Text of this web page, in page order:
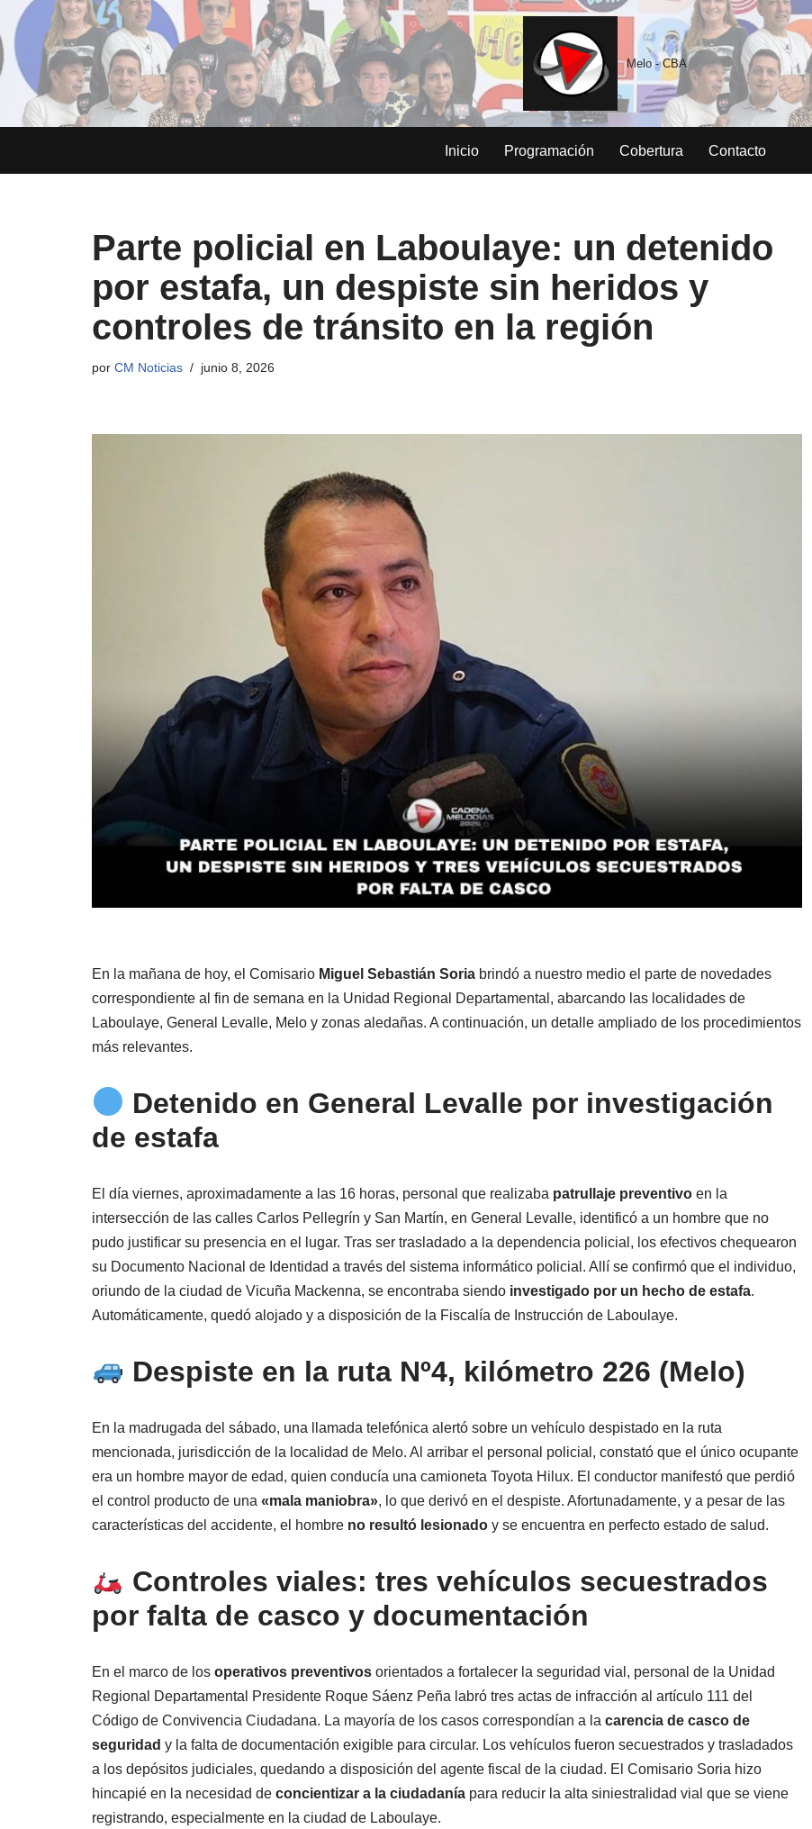
Saltar
al
contenido
Melo - CBA
Inicio Programación Cobertura Contacto
Parte policial en Laboulaye: un detenido
por estafa, un despiste sin heridos y
controles de tránsito en la región
por CM Noticias junio 8, 2026
En la mañana de hoy, el Comisario Miguel Sebastián Soria brindó a nuestro medio el parte de novedades
correspondiente al fin de semana en la Unidad Regional Departamental, abarcando las localidades de
Laboulaye, General Levalle, Melo y zonas aledañas. A continuación, un detalle ampliado de los procedimientos
más relevantes.
Detenido en General Levalle por investigación
de estafa
El día viernes, aproximadamente a las 16 horas, personal que realizaba patrullaje preventivo en la
intersección de las calles Carlos Pellegrín y San Martín, en General Levalle, identificó a un hombre que no
pudo justificar su presencia en el lugar. Tras ser trasladado a la dependencia policial, los efectivos chequearon
su Documento Nacional de Identidad a través del sistema informático policial. Allí se confirmó que el individuo,
oriundo de la ciudad de Vicuña Mackenna, se encontraba siendo investigado por un hecho de estafa.
Automáticamente, quedó alojado y a disposición de la Fiscalía de Instrucción de Laboulaye.
Despiste en la ruta Nº4, kilómetro 226 (Melo)
En la madrugada del sábado, una llamada telefónica alertó sobre un vehículo despistado en la ruta
mencionada, jurisdicción de la localidad de Melo. Al arribar el personal policial, constató que el único ocupante
era un hombre mayor de edad, quien conducía una camioneta Toyota Hilux. El conductor manifestó que perdió
el control producto de una «mala maniobra», lo que derivó en el despiste. Afortunadamente, y a pesar de las
características del accidente, el hombre no resultó lesionado y se encuentra en perfecto estado de salud.
Controles viales: tres vehículos secuestrados
por falta de casco y documentación
En el marco de los operativos preventivos orientados a fortalecer la seguridad vial, personal de la Unidad
Regional Departamental Presidente Roque Sáenz Peña labró tres actas de infracción al artículo 111 del
Código de Convivencia Ciudadana. La mayoría de los casos correspondían a la carencia de casco de
seguridad y la falta de documentación exigible para circular. Los vehículos fueron secuestrados y trasladados
a los depósitos judiciales, quedando a disposición del agente fiscal de la ciudad. El Comisario Soria hizo
hincapié en la necesidad de concientizar a la ciudadanía para reducir la alta siniestralidad vial que se viene
registrando, especialmente en la ciudad de Laboulaye.